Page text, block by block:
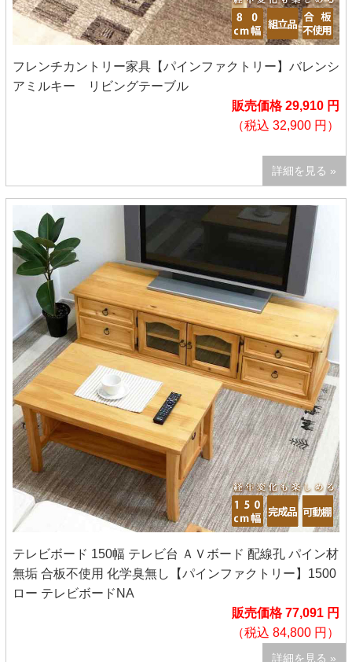
フレンチカントリー家具【パインファクトリー】バレンシ
アミルキー リビングテーブル
販売価格 29,910 円
（税込 32,900 円）
詳細を見る »
テレビボード 150幅 テレビ台 ＡＶボード 配線孔 パイン材
無垢 合板不使用 化学臭無し【パインファクトリー】1500
ロー テレビボードNA
販売価格 77,091 円
（税込 84,800 円）
詳細を見る »